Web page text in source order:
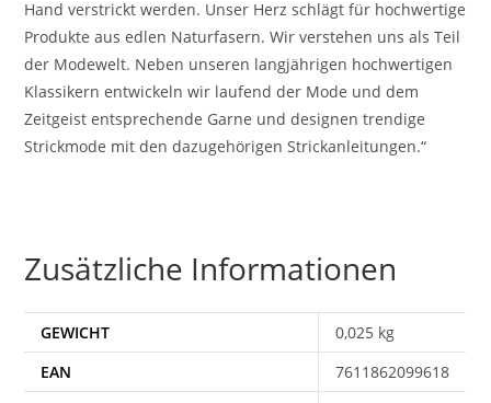
Hand verstrickt werden. Unser Herz schlägt für hochwertige
Produkte aus edlen Naturfasern. Wir verstehen uns als Teil
der Modewelt. Neben unseren langjährigen hochwertigen
Klassikern entwickeln wir laufend der Mode und dem
Zeitgeist entsprechende Garne und designen trendige
Strickmode mit den dazugehörigen Strickanleitungen.“
Zusätzliche Informationen
GEWICHT
0,025 kg
EAN
7611862099618